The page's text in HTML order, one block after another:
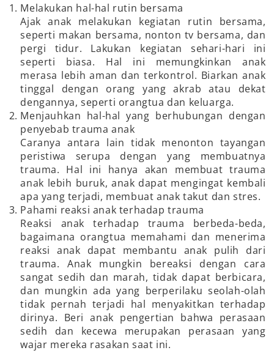
Melakukan hal-hal rutin bersama
Ajak anak melakukan kegiatan rutin bersama,
seperti makan bersama, nonton tv bersama, dan
pergi tidur. Lakukan kegiatan sehari-hari ini
seperti biasa. Hal ini memungkinkan anak
merasa lebih aman dan terkontrol. Biarkan anak
tinggal dengan orang yang akrab atau dekat
dengannya, seperti orangtua dan keluarga.
Menjauhkan hal-hal yang berhubungan dengan
penyebab trauma anak
Caranya antara lain tidak menonton tayangan
peristiwa serupa dengan yang membuatnya
trauma. Hal ini hanya akan membuat trauma
anak lebih buruk, anak dapat mengingat kembali
apa yang terjadi, membuat anak takut dan stres.
Pahami reaksi anak terhadap trauma
Reaksi anak terhadap trauma berbeda-beda,
bagaimana orangtua memahami dan menerima
reaksi anak dapat membantu anak pulih dari
trauma. Anak mungkin bereaksi dengan cara
sangat sedih dan marah, tidak dapat berbicara,
dan mungkin ada yang berperilaku seolah-olah
tidak pernah terjadi hal menyakitkan terhadap
dirinya. Beri anak pengertian bahwa perasaan
sedih dan kecewa merupakan perasaan yang
wajar mereka rasakan saat ini.